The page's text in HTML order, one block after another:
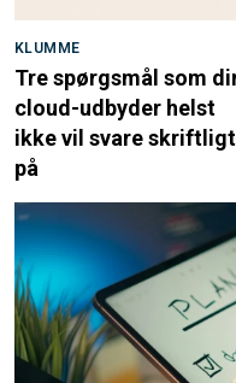
KLUMME
Tre spørgsmål som
cloud-udbyder helst
ikke vil svare skriftligt
på